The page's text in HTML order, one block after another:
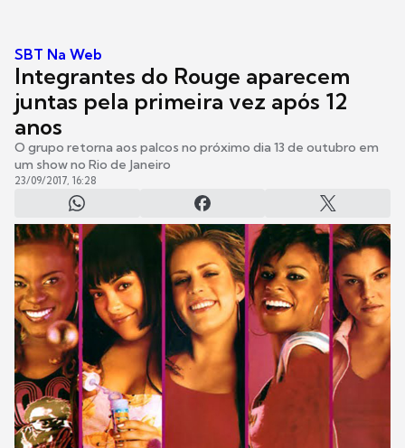
SBT Na Web
Integrantes do Rouge aparecem
juntas pela primeira vez após 12
anos
O grupo retorna aos palcos no próximo dia 13 de outubro em
um show no Rio de Janeiro
23/09/2017, 16:28